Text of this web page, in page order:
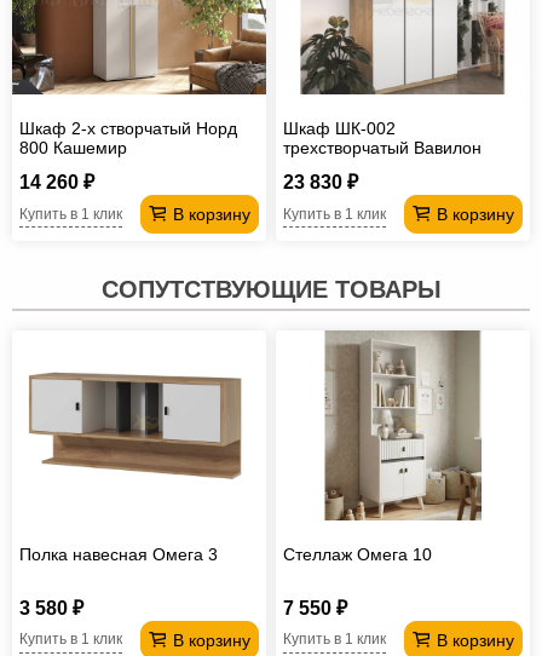
Шкаф 2-х створчатый Норд
800 Кашемир
14 260 ₽
В корзину
Купить в 1 клик
Шкаф ШК-002
трехстворчатый Вавилон
23 830 ₽
В корзину
Купить в 1 клик
СОПУТСТВУЮЩИЕ ТОВАРЫ
Полка навесная Омега 3
3 580 ₽
В корзину
Купить в 1 клик
Стеллаж Омега 10
7 550 ₽
В корзину
Купить в 1 клик